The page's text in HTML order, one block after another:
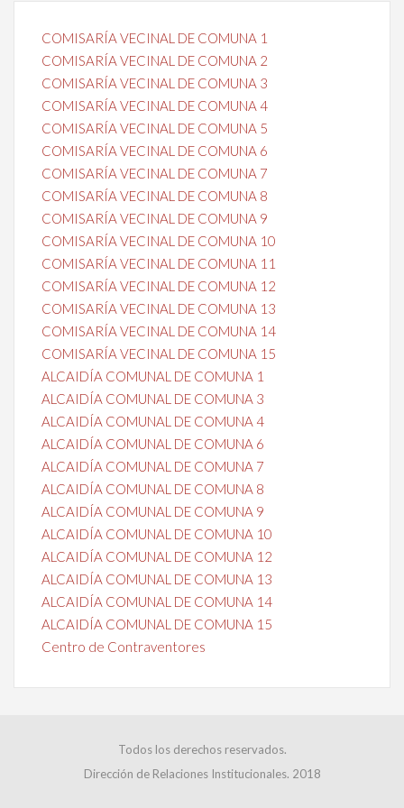
COMISARÍA VECINAL DE COMUNA 1
COMISARÍA VECINAL DE COMUNA 2
COMISARÍA VECINAL DE COMUNA 3
COMISARÍA VECINAL DE COMUNA 4
COMISARÍA VECINAL DE COMUNA 5
COMISARÍA VECINAL DE COMUNA 6
COMISARÍA VECINAL DE COMUNA 7
COMISARÍA VECINAL DE COMUNA 8
COMISARÍA VECINAL DE COMUNA 9
COMISARÍA VECINAL DE COMUNA 10
COMISARÍA VECINAL DE COMUNA 11
COMISARÍA VECINAL DE COMUNA 12
COMISARÍA VECINAL DE COMUNA 13
COMISARÍA VECINAL DE COMUNA 14
COMISARÍA VECINAL DE COMUNA 15
ALCAIDÍA COMUNAL DE COMUNA 1
ALCAIDÍA COMUNAL DE COMUNA 3
ALCAIDÍA COMUNAL DE COMUNA 4
ALCAIDÍA COMUNAL DE COMUNA 6
ALCAIDÍA COMUNAL DE COMUNA 7
ALCAIDÍA COMUNAL DE COMUNA 8
ALCAIDÍA COMUNAL DE COMUNA 9
ALCAIDÍA COMUNAL DE COMUNA 10
ALCAIDÍA COMUNAL DE COMUNA 12
ALCAIDÍA COMUNAL DE COMUNA 13
ALCAIDÍA COMUNAL DE COMUNA 14
ALCAIDÍA COMUNAL DE COMUNA 15
Centro de Contraventores
Todos los derechos reservados.
Dirección de Relaciones Institucionales. 2018